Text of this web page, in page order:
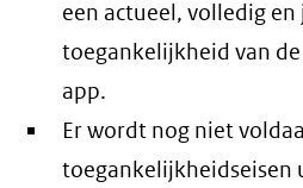
een actueel, volledig
toegankelijkheid van
app.
Er wordt nog niet
toegankelijkheidseisen